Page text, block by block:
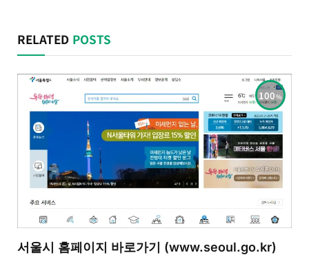
RELATED POSTS
100
서울시 홈페이지 바로가기 (www.seoul.go.kr)